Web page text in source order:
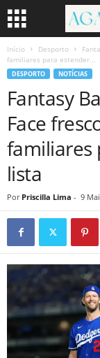
Início Desporto
familiares para estender...
DESPORTO NOTÍCIAS
Fantasy
Face
familiares
lista
Por Priscilla Lima - 9